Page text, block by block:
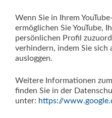
Wenn Sie in Ihrem
ermöglichen Sie YouTube,
persönlichen Profil
verhindern, indem Sie sich
ausloggen.
Weitere Informationen
finden Sie in der
unter: https://